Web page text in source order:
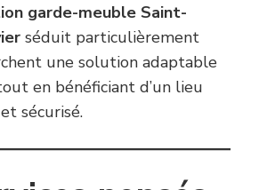
garde-meuble Saint-
séduit particulièrement
une solution adaptable
en bénéficiant d’un lieu
sécurisé.